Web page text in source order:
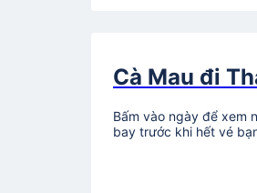
Cà Mau đi
Bấm vào ngày để xem
bay trước khi hết vé